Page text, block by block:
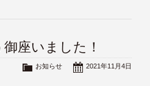
座いました！
2021年11月4日
お知らせ